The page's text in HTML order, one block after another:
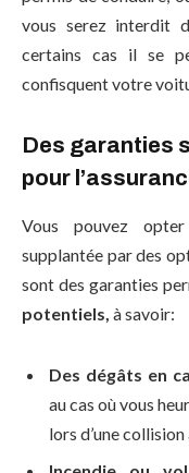
vous serez interdit
certains cas il se
confisquent votre
Des garanties
pour
Vous pouvez
supplantée par des
sont des garanties
potentiels, à savoir:
Des dégâts en
au cas où vous
lors d’une